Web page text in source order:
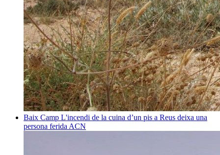
Baix Camp L'incendi de la cuina d’un pis a Reus deixa una
persona ferida ACN